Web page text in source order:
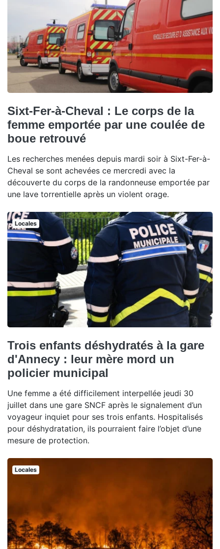
Sixt-Fer-à-Cheval : Le corps de la
femme emportée par une coulée de
boue retrouvé
Les recherches menées depuis mardi soir à Sixt-Fer-à-
Cheval se sont achevées ce mercredi avec la
découverte du corps de la randonneuse emportée par
une lave torrentielle après un violent orage.
Locales
Trois enfants déshydratés à la gare
d'Annecy : leur mère mord un
policier municipal
Une femme a été difficilement interpellée jeudi 30
juillet dans une gare SNCF après le signalement d’un
voyageur inquiet pour ses trois enfants. Hospitalisés
pour déshydratation, ils pourraient faire l’objet d’une
mesure de protection.
Locales